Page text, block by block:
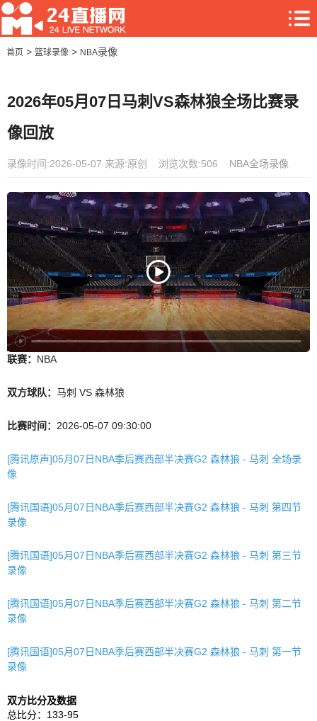
首页> 篮球录像 > NBA录像
2026年05月07日马刺VS森林狼全场比赛录
像回放
录像时间:2026-05-07 来源:原创 浏览次数:506 NBA全场录像
联赛： NBA
双方球队： 马刺 VS 森林狼
比赛时间： 2026-05-07 09:30:00
[腾讯原声]05月07日NBA季后赛西部半决赛G2 森林狼 - 马刺 全场录
像
[腾讯国语]05月07日NBA季后赛西部半决赛G2 森林狼 - 马刺 第四节
录像
[腾讯国语]05月07日NBA季后赛西部半决赛G2 森林狼 - 马刺 第三节
录像
[腾讯国语]05月07日NBA季后赛西部半决赛G2 森林狼 - 马刺 第二节
录像
[腾讯国语]05月07日NBA季后赛西部半决赛G2 森林狼 - 马刺 第一节
录像
双方比分及数据
总比分：133-95